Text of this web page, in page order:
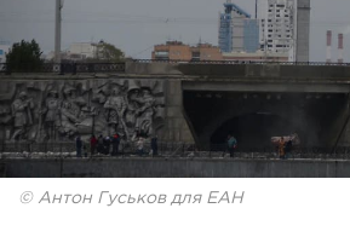
© Антон Гуськов для ЕАН